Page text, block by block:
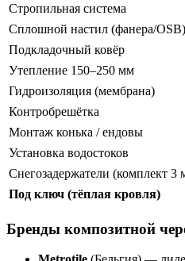
Стропильная система
Сплошной настил (фанера/OSB)
Подкладочный ковёр
Утепление 150–250 мм
Гидроизоляция (мембрана)
Контробрешётка
Монтаж конька / ендовы
Установка водостоков
Снегозадержатели (комплект 3
Под ключ (тёплая кровля)
Бренды композитной